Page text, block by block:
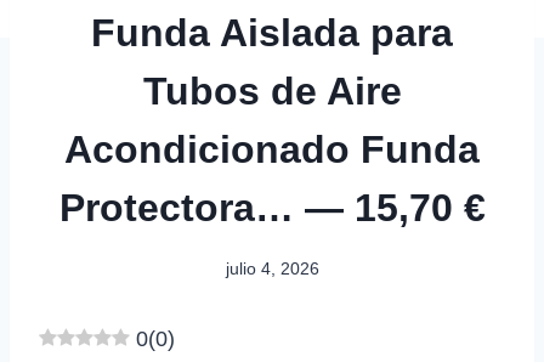
Funda Aislada para
Tubos de Aire
Acondicionado Funda
Protectora… — 15,70 €
julio 4, 2026
0(0)